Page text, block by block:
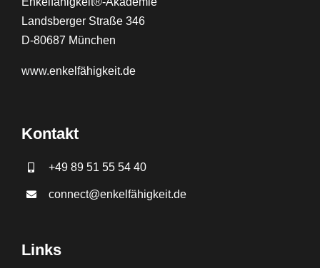
Landsberger Straße 346
D-80687 München
www.enkelfähigkeit.de
Kontakt
+49 89 51 55 54 40
connect@enkelfähigkeit.de
Links